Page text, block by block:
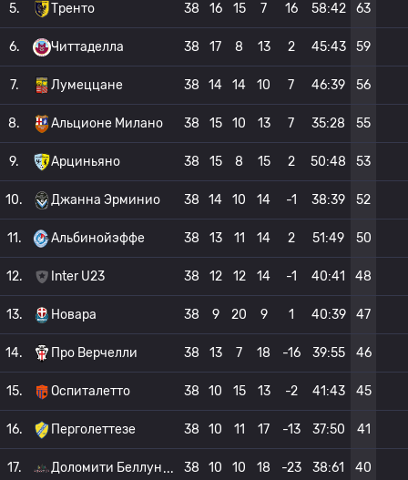
5. Тренто 38 16 15 7 16 58:42 63
6. Читтаделла 38 17 8 13 2 45:43 59
7. Лумеццане 38 14 14 10 7 46:39 56
8. Альционе Милано 38 15 10 13 7 35:28 55
9. Арциньяно 38 15 8 15 2 50:48 53
10. Джанна Эрминио 38 14 10 14 -1 38:39 52
11. Альбинойэффе 38 13 11 14 2 51:49 50
12. Inter U23 38 12 12 14 -1 40:41 48
13. Новара 38 9 20 9 1 40:39 47
14. Про Верчелли 38 13 7 18 -16 39:55 46
15. Оспиталетто 38 10 15 13 -2 41:43 45
16. Перголеттезе 38 10 11 17 -13 37:50 41
17. Доломити Беллун 38 10 10 18 -23 38:61 40